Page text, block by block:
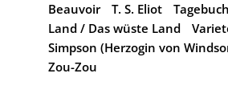
Beauvoir
T. S. Eliot Tagebuch
Land / Das wüste Land
Simpson (Herzogin von
Zou-Zou